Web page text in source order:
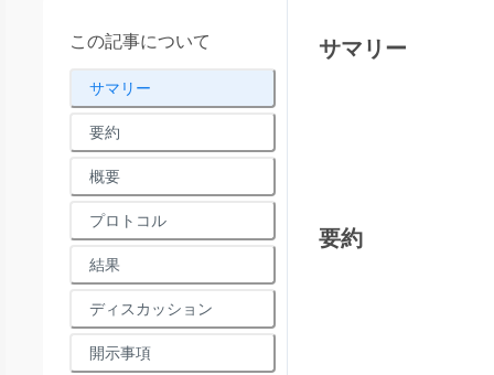
この記事について
サマリー
要約
概要
プロトコル
結果
ディスカッション
開示事項
サマリー
要約